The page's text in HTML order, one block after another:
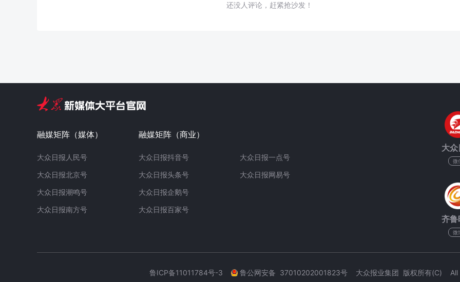
还没人评论，赶紧抢沙发！
融媒矩阵（媒体）
大众日报人民号
大众日报北京号
大众日报潮鸣号
大众日报南方号
融媒矩阵（商业）
大众日报抖音号
大众日报头条号
大众日报企鹅号
大众日报百家号
大众日报一点号
大众日报网易号
大
微
齐鲁
微
鲁ICP备11011784号-3 鲁公网安备 37010202001823号 大众报业集团 版权所有(C)